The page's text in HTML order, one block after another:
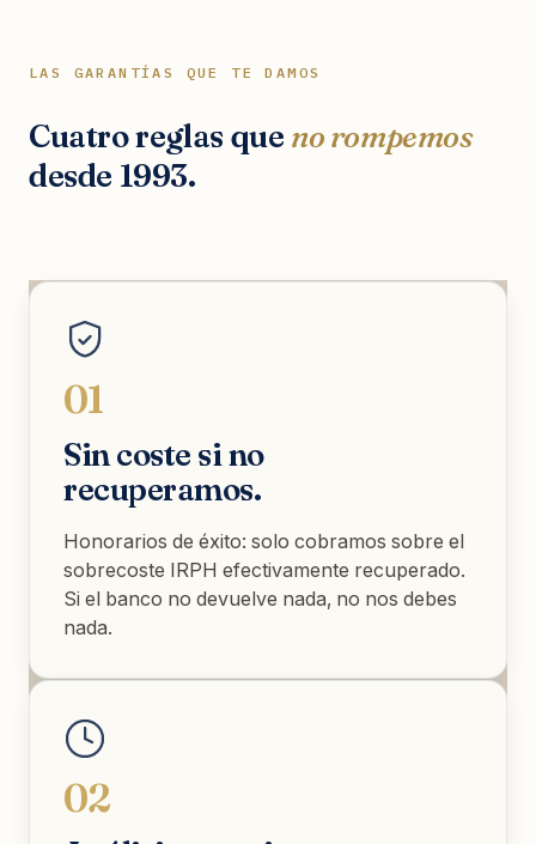
LAS GARANTÍAS QUE TE DAMOS
Cuatro reglas que no rompemos
desde 1993.
01
Sin coste si no
recuperamos.
Honorarios de éxito: solo cobramos sobre el
sobrecoste IRPH efectivamente recuperado.
Si el banco no devuelve nada, no nos debes
nada.
02